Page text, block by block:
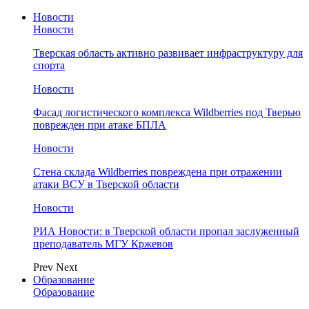
Новости
Новости
Тверская область активно развивает инфраструктуру для
спорта
Новости
Фасад логистического комплекса Wildberries под Тверью
поврежден при атаке БПЛА
Новости
Стена склада Wildberries повреждена при отражении
атаки ВСУ в Тверской области
Новости
РИА Новости: в Тверской области пропал заслуженный
преподаватель МГУ Кржевов
Prev Next
Образование
Образование